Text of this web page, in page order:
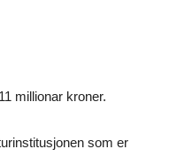
millionar kroner.
som er